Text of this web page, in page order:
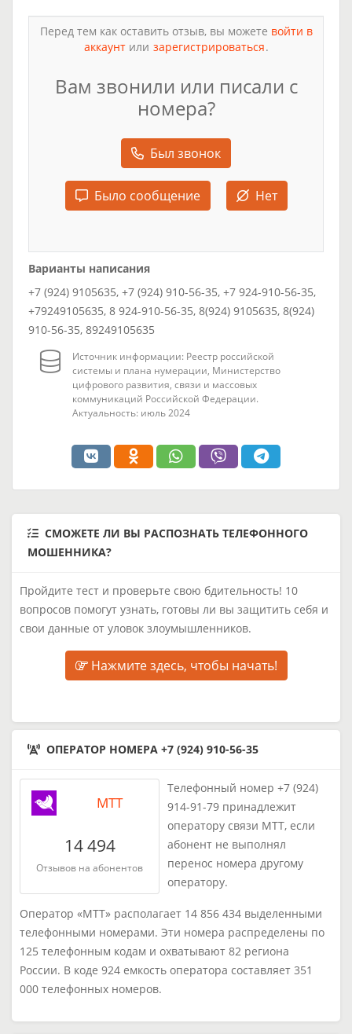
Перед тем как оставить отзыв, вы можете войти в
аккаунтили зарегистрироваться.
Вам звонили или писали с
номера?
Был звонок
Было сообщение Нет
Варианты написания
+7 (924) 9105635, +7 (924) 910-56-35, +7 924-910-56-35,
+79249105635, 8 924-910-56-35, 8(924) 9105635, 8(924)
910-56-35, 89249105635
Источник информации: Реестр российской
системы и плана нумерации, Министерство
цифрового развития, связи и массовых
коммуникаций Российской Федерации.
Актуальность: июль 2024
СМОЖЕТЕ ЛИ ВЫ РАСПОЗНАТЬ ТЕЛЕФОННОГО
МОШЕННИКА?
Пройдите тест и проверьте свою бдительность! 10
вопросов помогут узнать, готовы ли вы защитить себя и
свои данные от уловок злоумышленников.
Нажмите здесь, чтобы начать!
ОПЕРАТОР НОМЕРА +7 (924) 910-56-35
МТТ
14 494
Отзывов на абонентов
Телефонный номер +7 (924)
914-91-79 принадлежит
оператору связи МТТ, если
абонент не выполнял
перенос номера другому
оператору.
Оператор «МТТ» располагает 14 856 434 выделенными
телефонными номерами. Эти номера распределены по
125 телефонным кодам и охватывают 82 региона
России. В коде 924 емкость оператора составляет 351
000 телефонных номеров.